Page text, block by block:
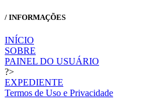
/ INFORMAÇÕES
INÍCIO
SOBRE
PAINEL DO USUÁRIO
?>
EXPEDIENTE
Termos de Uso e Privacidade